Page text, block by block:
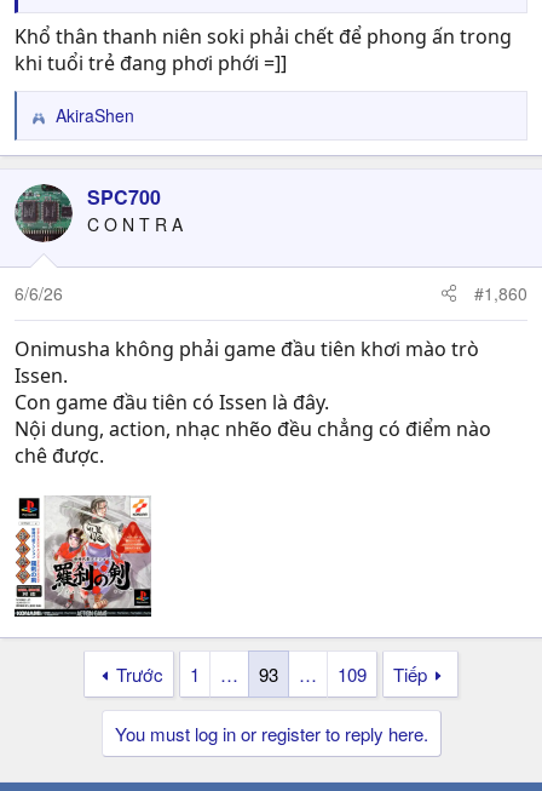
Khổ thân thanh niên soki phải chết để phong ấn trong
khi tuổi trẻ đang phơi phới =]]
R
e
c
t
i
o
n
s
AkiraShen
SPC700
C O N T R A
6/6/26 #1,860
Onimusha không phải game đầu tiên khơi mào trò
Issen.
Con game đầu tiên có Issen là đây.
Nội dung, action, nhạc nhẽo đều chẳng có điểm nào
chê được.
Trước 1 … 93 … 109 Tiếp
You must log in or register to reply here.